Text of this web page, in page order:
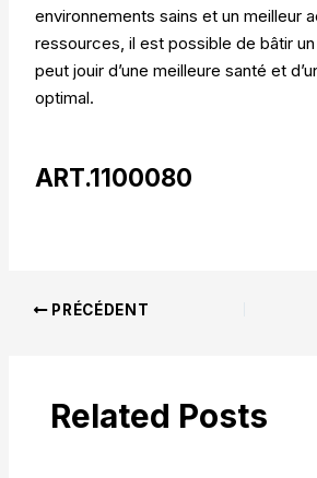
environnements sains et un meilleur
ressources, il est possible de bâtir
peut jouir d’une meilleure santé et
optimal.
ART.1100080
PRÉCÉDENT
Related Posts